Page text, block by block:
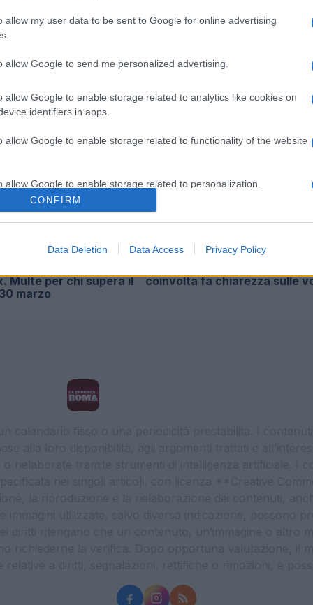
allow my user data to be sent to Google for online advertising
allow Google to send me personalized advertising.
allow Google to enable storage related to analytics like cookies on
identifiers in apps.
allow Google to enable storage related to functionality of the website
allow Google to enable storage related to personalization.
CONFIRM
Data Deletion Data Access Privacy Policy
di
venezuelana all’Esquilino: cosa
Multe per chi supera il
marzo
coinvolta fa chiarezza sulle